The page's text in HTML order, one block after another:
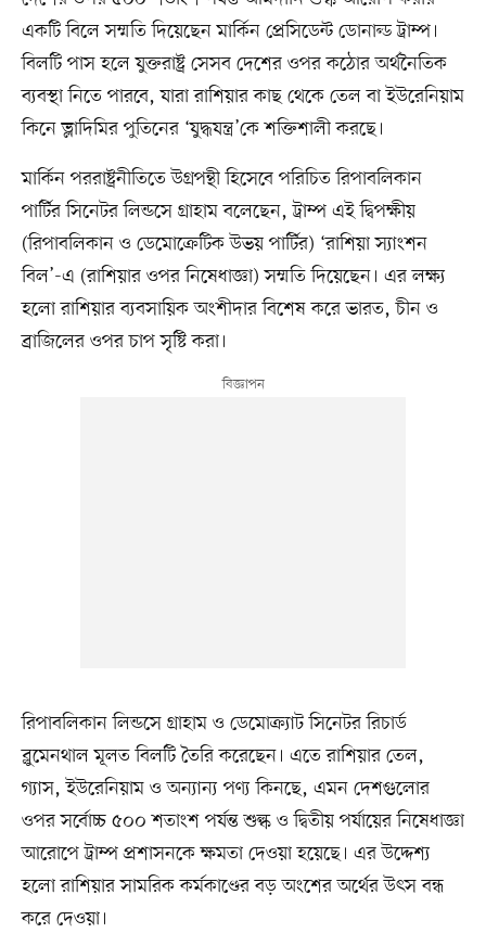
একটি বিলে সম্মতি দিয়েছেন মার্কিন প্রেসিডেন্ট ডোনাল্ড ট্রাম্প।
বিলটি পাস হলে যুক্তরাষ্ট্র সেসব দেশের ওপর কঠোর অর্থনৈতিক
ব্যবস্থা নিতে পারবে, যারা রাশিয়ার কাছ থেকে তেল বা ইউরেনিয়াম
কিনে ভ্লাদিমির পুতিনের ‘যুদ্ধযন্ত্র’কে শক্তিশালী করছে।
মার্কিন পররাষ্ট্রনীতিতে উগ্রপন্থী হিসেবে পরিচিত রিপাবলিকান
পার্টির সিনেটর লিন্ডসে গ্রাহাম বলেছেন, ট্রাম্প এই দ্বিপক্ষীয়
(রিপাবলিকান ও ডেমোক্রেটিক উভয় পার্টির) ‘রাশিয়া স্যাংশন
বিল’-এ (রাশিয়ার ওপর নিষেধাজ্ঞা) সম্মতি দিয়েছেন। এর লক্ষ্য
হলো রাশিয়ার ব্যবসায়িক অংশীদার বিশেষ করে ভারত, চীন ও
ব্রাজিলের ওপর চাপ সৃষ্টি করা।
রিপাবলিকান লিন্ডসে গ্রাহাম ও ডেমোক্র্যাট সিনেটর রিচার্ড
ব্লুমেনথাল মূলত বিলটি তৈরি করেছেন। এতে রাশিয়ার তেল,
গ্যাস, ইউরেনিয়াম ও অন্যান্য পণ্য কিনছে, এমন দেশগুলোর
ওপর সর্বোচ্চ ৫০০ শতাংশ পর্যন্ত শুল্ক ও দ্বিতীয় পর্যায়ের নিষেধাজ্ঞা
আরোপে ট্রাম্প প্রশাসনকে ক্ষমতা দেওয়া হয়েছে। এর উদ্দেশ্য
হলো রাশিয়ার সামরিক কর্মকাণ্ডের বড় অংশের অর্থের উৎস বন্ধ
করে দেওয়া।